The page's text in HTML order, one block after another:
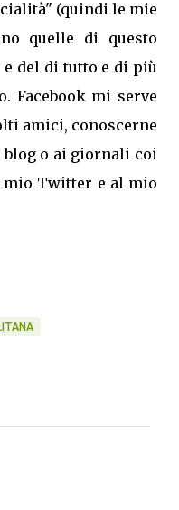
(quindi le mie
quelle di questo
e del di tutto e di più
Facebook mi serve
amici, conoscerne
o ai giornali coi
mio Twitter e al mio